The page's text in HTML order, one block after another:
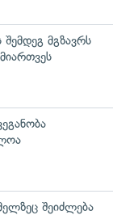
შემდეგ მგზავრს
შეიძლება